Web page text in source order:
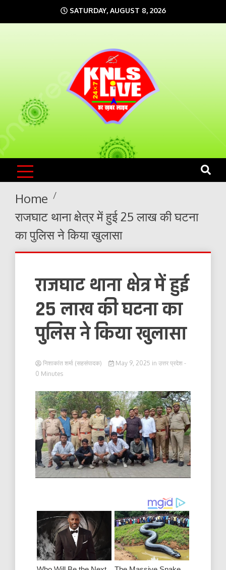
to
SATURDAY, AUGUST 8, 2026
KNLS LIVE
India`s No.1 News Portal
Home
राजघाट थाना क्षेत्र में हुई 25 लाख की घटना
का पुलिस ने किया खुलासा
राजघाट थाना क्षेत्र में हुई
25 लाख की घटना का
पुलिस ने किया खुलासा
निशाकांत शर्मा (सहसंपादक) May 9, 2025 in उत्तर प्रदेश -
0 Minutes